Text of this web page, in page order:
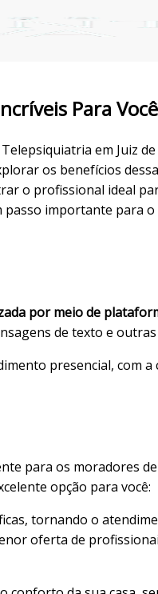
Para Você
em Juiz
os benefícios
o profissional ideal
passo importante para o
por meio de
de texto e
presencial, com a
para os moradores de
opção para você:
tornando o
oferta de